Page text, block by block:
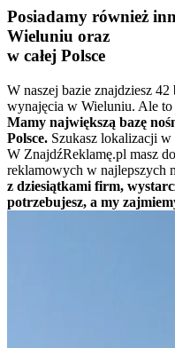
Posiadamy również
Wieluniu oraz
w całej Polsce
W naszej bazie znajdziesz
wynajęcia w Wieluniu. Ale
Mamy największą bazę
Polsce. Szukasz lokalizacji w
W ZnajdźReklamę.pl masz
reklamowych w najlepszych
z dziesiątkami firm,
potrzebujesz, a my